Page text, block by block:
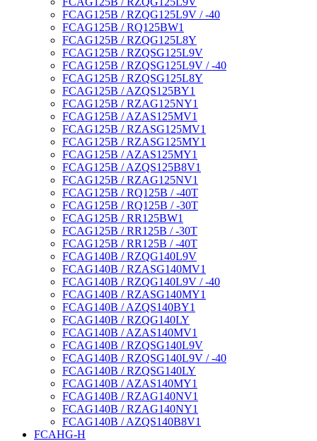
FCAG125B / RZQG125L9V / -40
FCAG125B / RQ125BW1
FCAG125B / RZQG125L8Y
FCAG125B / RZQSG125L9V
FCAG125B / RZQSG125L9V / -40
FCAG125B / RZQSG125L8Y
FCAG125B / AZQS125BY1
FCAG125B / RZAG125NY1
FCAG125B / AZAS125MV1
FCAG125B / RZASG125MV1
FCAG125B / RZASG125MY1
FCAG125B / AZAS125MY1
FCAG125B / AZQS125B8V1
FCAG125B / RZAG125NV1
FCAG125B / RQ125B / -40T
FCAG125B / RQ125B / -30T
FCAG125B / RR125BW1
FCAG125B / RR125B / -30T
FCAG125B / RR125B / -40T
FCAG140B / RZQG140L9V
FCAG140B / RZASG140MV1
FCAG140B / RZQG140L9V / -40
FCAG140B / RZASG140MY1
FCAG140B / AZQS140BY1
FCAG140B / RZQG140LY
FCAG140B / AZAS140MV1
FCAG140B / RZQSG140L9V
FCAG140B / RZQSG140L9V / -40
FCAG140B / RZQSG140LY
FCAG140B / AZAS140MY1
FCAG140B / RZAG140NV1
FCAG140B / RZAG140NY1
FCAG140B / AZQS140B8V1
FCAHG-H